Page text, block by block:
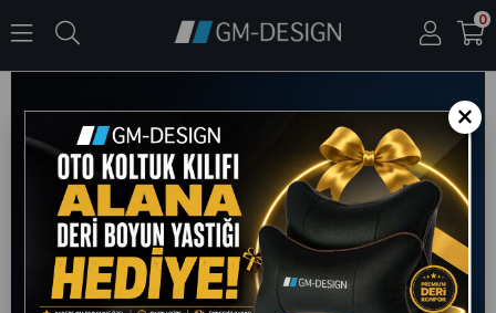
0
GM Design Müşteri İletişim Merkezi
GM Design ileİletişime
Geçin
×